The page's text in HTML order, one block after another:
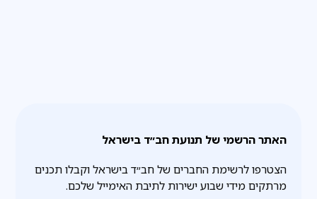
האתר הרשמי של תנועת חב״ד בישראל
הצטרפו לרשימת החברים של חב״ד בישראל וקבלו תכנים
מרתקים מידי שבוע ישירות לתיבת האימייל שלכם.